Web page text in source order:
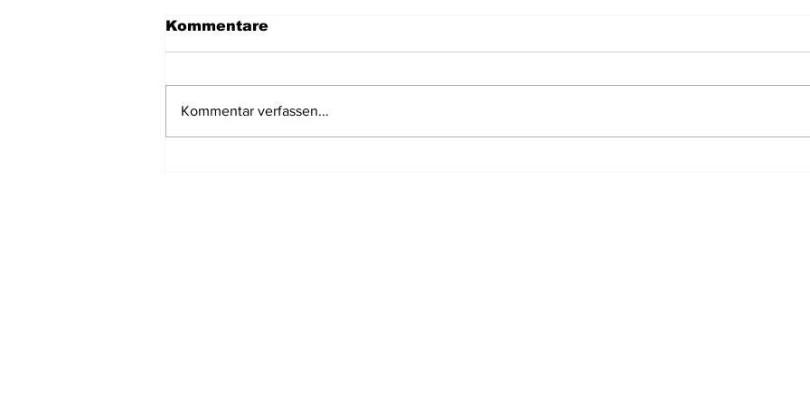
Kommentare
Kommentar verfassen...